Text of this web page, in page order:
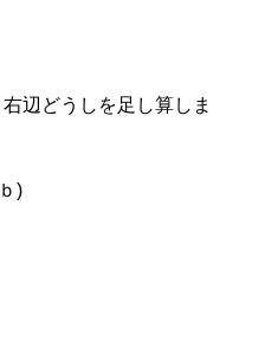
辺どうしを足し算しま
)